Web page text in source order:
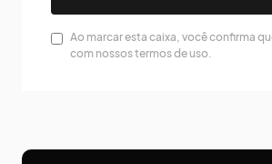
Ao marcar esta caixa, você confirma
com nossos termos de uso.